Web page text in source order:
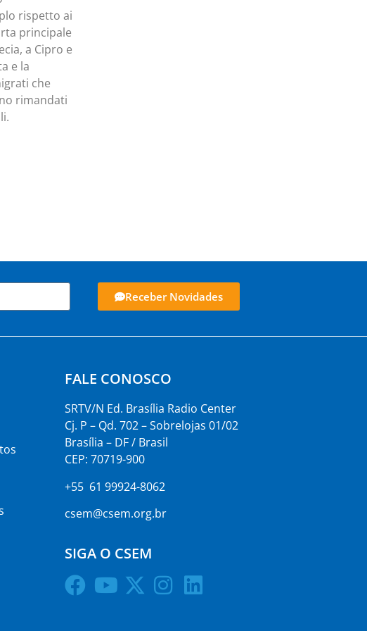
rispetto ai
principale
a Cipro e
e la
che
rimandati
Receber Novidades
FALE CONOSCO
SRTV/N Ed. Brasília Radio Center
Cj. P – Qd. 702 – Sobrelojas 01/02
Brasília – DF / Brasil
CEP: 70719-900
+55 61 99924-8062
csem@csem.org.br
SIGA O CSEM